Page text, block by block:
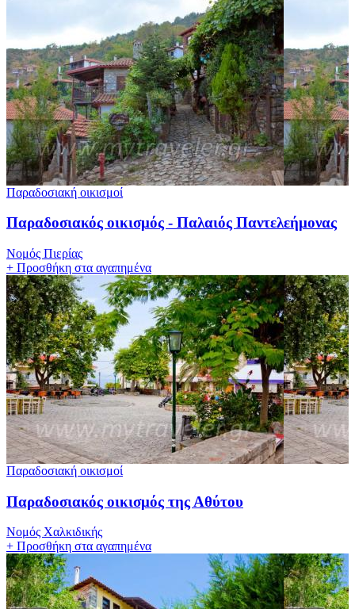
Παραδοσιακή οικισμοί
Παραδοσιακός οικισμός - Παλαιός Παντελεήμονας
Νομός Πιερίας
+ Προσθήκη στα αγαπημένα
Παραδοσιακή οικισμοί
Παραδοσιακός οικισμός της Αθύτου
Νομός Χαλκιδικής
+ Προσθήκη στα αγαπημένα